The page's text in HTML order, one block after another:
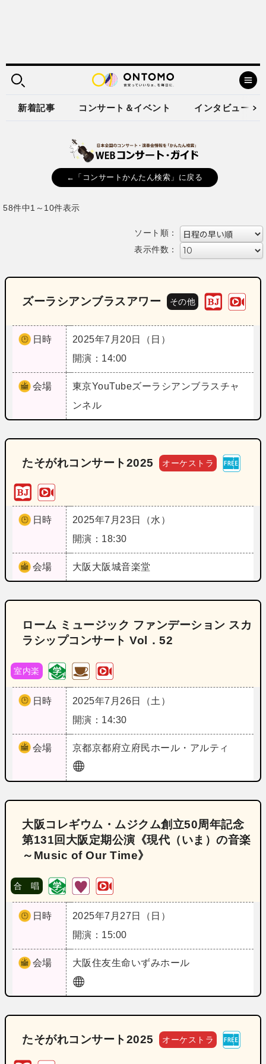
新着記事 コンサート＆イベント インタビュー
←「コンサートかんたん検索」に戻る
58件中1～10件表示
ソート順：
表示件数：
ズーラシアンブラスアワー その他
日時
2025年7月20日（日）
開演：14:00
会場 東京YouTubeズーラシアンブラスチャ
ンネル
たそがれコンサート2025 オーケストラ
日時
2025年7月23日（水）
開演：18:30
会場 大阪 大阪城音楽堂
ローム ミュージック ファンデーション スカ
ラシップコンサート Vol．52
室内楽
日時
2025年7月26日（土）
開演：14:30
会場 京都京都府立府民ホール・アルティ
大阪コレギウム・ムジクム創立50周年記念
第131回大阪定期公演《現代（いま）の音楽
～Music of Our Time》
合 唱
日時
2025年7月27日（日）
開演：15:00
会場 大阪住友生命いずみホール
たそがれコンサート2025 オーケストラ